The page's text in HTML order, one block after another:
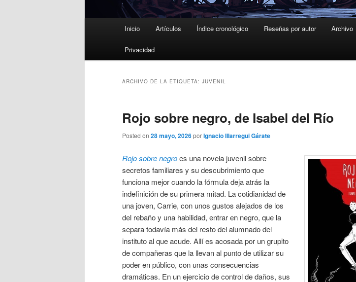
Inicio Artículos Índice cronológico Reseñas por autor Archivo
Privacidad
ARCHIVO DE LA ETIQUETA: JUVENIL
Rojo sobre negro, de Isabel del Río
Posted on 28 mayo, 2026porIgnacio Illarregui Gárate
Rojo sobre negroes una novela juvenil sobre
secretos familiares y su descubrimiento que
funciona mejor cuando la fórmula deja atrás la
indefinición de su primera mitad. La cotidianidad de
una joven, Carrie, con unos gustos alejados de los
del rebaño y una habilidad, entrar en negro, que la
separa todavía más del resto del alumnado del
instituto al que acude. Allí es acosada por un grupito
de compañeras que la llevan al punto de utilizar su
poder en público, con unas consecuencias
dramáticas. En un ejercicio de control de daños, sus